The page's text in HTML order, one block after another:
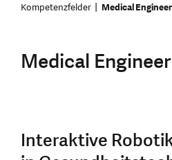
Kompetenzfelder
Medical
Medical
Interaktive